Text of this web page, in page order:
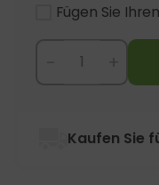
Fügen Sie
Kaufen Sie